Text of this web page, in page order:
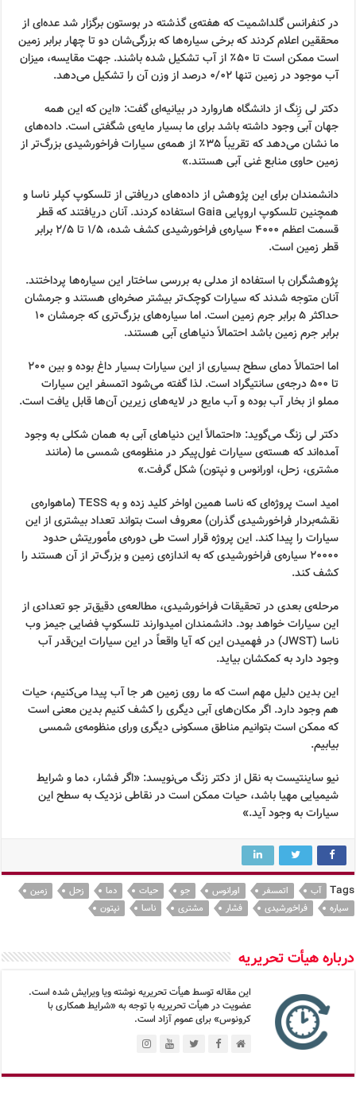
در کنفرانس گلداشمیت که هفته‌ی گذشته در بوستون برگزار شد عده‌ای از
محققین اعلام کردند که برخی سیاره‌ها که بزرگی‌شان دو تا چهار برابر زمین
است ممکن است تا ۵۰٪ از آب تشکیل شده باشند. جهت مقایسه، میزان
آب موجود در زمین تنها ۰/۰۲ درصد از وزن آن را تشکیل می‌دهد.
دکتر لی زِنگ از دانشگاه هاروارد در بیانیه‌ای گفت: «این که این همه
جهان آبی وجود داشته باشد برای ما بسیار مایه‌ی شگفتی است. داده‌های
ما نشان می‌دهد که تقریباً ۳۵٪ از همه‌ی سیارات فراخورشیدی بزرگ‌تر از
زمین حاوی منابع غنی آبی هستند.»
دانشمندان برای این پژوهش از داده‌های دریافتی از تلسکوپ کپلر ناسا و
همچنین تلسکوپ اروپایی Gaia استفاده کردند. آنان دریافتند که قطر
قسمت اعظم ۴۰۰۰ سیاره‌ی فراخورشیدی کشف شده، ۱/۵ تا ۲/۵ برابر
قطر زمین است.
پژوهشگران با استفاده از مدلی به بررسی ساختار این سیاره‌ها پرداختند.
آنان متوجه شدند که سیارات کوچک‌تر بیشتر صخره‌ای هستند و جرمشان
حداکثر ۵ برابر جرم زمین است. اما سیاره‌های بزرگ‌تری که جرمشان ۱۰
برابر جرم زمین باشد احتمالاً دنیاهای آبی هستند.
اما احتمالاً دمای سطح بسیاری از این سیارات بسیار داغ بوده و بین ۲۰۰
تا ۵۰۰ درجه‌ی سانتیگراد است. لذا گفته می‌شود اتمسفر این سیارات
مملو از بخار آب بوده و آب مایع در لایه‌های زیرین آن‌ها قابل یافت است.
دکتر لی زنگ می‌گوید: «احتمالاً این دنیاهای آبی به همان شکلی به وجود
آمده‌اند که هسته‌ی سیارات غول‌پیکر در منظومه‌ی شمسی ما (مانند
مشتری، زحل، اورانوس و نپتون) شکل گرفت.»
امید است پروژه‌ای که ناسا همین اواخر کلید زده و به TESS (ماهواره‌ی
نقشه‌بردار فراخورشیدی گذران) معروف است بتواند تعداد بیشتری از این
سیارات را پیدا کند. این پروژه قرار است طی دوره‌ی مأموریتش حدود
۲۰۰۰۰ سیاره‌ی فراخورشیدی که به اندازه‌ی زمین و بزرگ‌تر از آن هستند را
کشف کند.
مرحله‌ی بعدی در تحقیقات فراخورشیدی، مطالعه‌ی دقیق‌تر جو تعدادی از
این سیارات خواهد بود. دانشمندان امیدوارند تلسکوپ فضایی جیمز وب
ناسا (JWST) در فهمیدن این که آیا واقعاً در این سیارات این‌قدر آب
وجود دارد به کمکشان بیاید.
این بدین دلیل مهم است که ما روی زمین هر جا آب پیدا می‌کنیم، حیات
هم وجود دارد. اگر مکان‌های آبی دیگری را کشف کنیم بدین معنی است
که ممکن است بتوانیم مناطق مسکونی دیگری ورای منظومه‌ی شمسی
بیابیم.
نیو ساینتیست به نقل از دکتر زنگ می‌نویسد: «اگر فشار، دما و شرایط
شیمیایی مهیا باشد، حیات ممکن است در نقاطی نزدیک به سطح این
سیارات به وجود آید.»
Tags آب اتمسفر اورانوس جو حیات دما زحل
زمین
سیاره
فراخورشیدی فشار مشتری ناسا نپتون
درباره هیأت تحریریه
این مقاله توسط هیأت تحریریه نوشته ویا ویرایش شده است.
عضویت در هیأت تحریریه با توجه به «شرایط همکاری با
کرونوس» برای عموم آزاد است.